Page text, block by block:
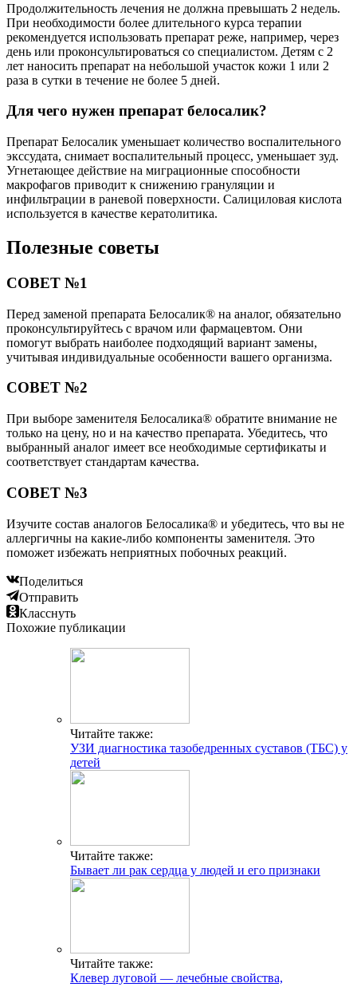
Продолжительность лечения не должна превышать 2 недель.
При необходимости более длительного курса терапии
рекомендуется использовать препарат реже, например, через
день или проконсультироваться со специалистом. Детям с 2
лет наносить препарат на небольшой участок кожи 1 или 2
раза в сутки в течение не более 5 дней.
Для чего нужен препарат белосалик?
Препарат Белосалик уменьшает количество воспалительного
экссудата, снимает воспалительный процесс, уменьшает зуд.
Угнетающее действие на миграционные способности
макрофагов приводит к снижению грануляции и
инфильтрации в раневой поверхности. Салициловая кислота
используется в качестве кератолитика.
Полезные советы
СОВЕТ №1
Перед заменой препарата Белосалик® на аналог, обязательно
проконсультируйтесь с врачом или фармацевтом. Они
помогут выбрать наиболее подходящий вариант замены,
учитывая индивидуальные особенности вашего организма.
СОВЕТ №2
При выборе заменителя Белосалика® обратите внимание не
только на цену, но и на качество препарата. Убедитесь, что
выбранный аналог имеет все необходимые сертификаты и
соответствует стандартам качества.
СОВЕТ №3
Изучите состав аналогов Белосалика® и убедитесь, что вы не
аллергичны на какие-либо компоненты заменителя. Это
поможет избежать неприятных побочных реакций.
Поделиться
Отправить
Класснуть
Похожие публикации
Читайте также:
УЗИ диагностика тазобедренных суставов (ТБС) у
детей
Читайте также:
Бывает ли рак сердца у людей и его признаки
Читайте также:
Клевер луговой — лечебные свойства,